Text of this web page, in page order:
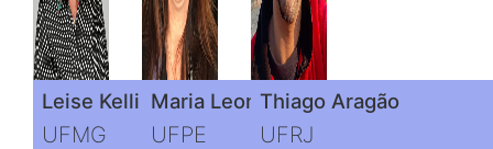
Leise Kelli de Oliveira
UFMG
Maria Leonor Alves Maia
UFPE
Thiago Aragão
UFRJ